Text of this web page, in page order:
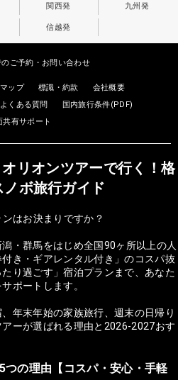
関西発 九州発
信越発
のご予約・お問い合わせ
ップ 標識・約款
会社概要
よくある質問
国内旅行条件(PDF)
共有サポート
オリオンツアーで行く！格
ボ旅行ガイド
はお決まりですか？
・群馬をはじめ全国90ヶ所以上の人
き・ギアレンタル付き」のコスパ抜
り過ごす」宿泊プランまで、あなた
ポートします。
年末年始の家族旅行、週末の日帰り
ーが選ばれる理由と2026-2027おす
の理由【コスパ・安心・手軽